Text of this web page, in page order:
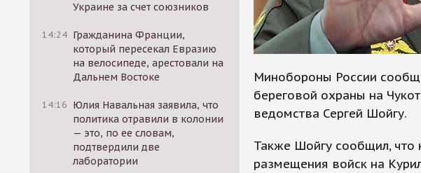
Украине за счет союзников
14:24 Гражданина Франции,
который пересекал Евразию
на велосипеде, арестовали на
Дальнем Востоке
14:16 Юлия Навальная заявила, что
политика отравили в колонии
— это, по ее словам,
подтвердили две
лаборатории
Минобороны России
береговой охраны на
ведомства Сергей Шойгу.
Также Шойгу сообщил, что
размещения войск на